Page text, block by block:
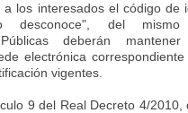
los interesados el código de
desconoce", del mismo
Públicas deberán
electrónica
vigentes.
9 del Real Decreto 4/2010,